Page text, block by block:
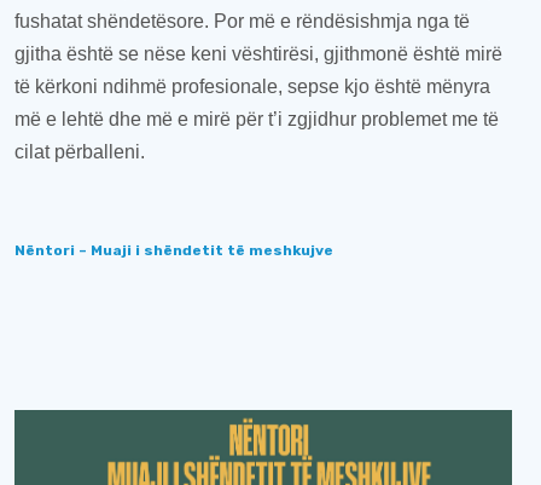
fushatat shëndetësore. Por më e rëndësishmja nga të
gjitha është se nëse keni vështirësi, gjithmonë është mirë
të kërkoni ndihmë profesionale, sepse kjo është mënyra
më e lehtë dhe më e mirë për t’i zgjidhur problemet me të
cilat përballeni.
Nëntori – Muaji i shëndetit të meshkujve